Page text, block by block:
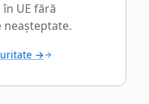
UE fără
→